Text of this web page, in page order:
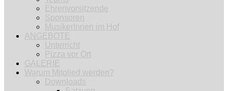
Ehrenvorsitzende
Sponsoren
MusikerInnen im Hof
ANGEBOTE
Unterricht
Pizza vor Ort
GALERIE
Warum Mitglied werden?
Downloads